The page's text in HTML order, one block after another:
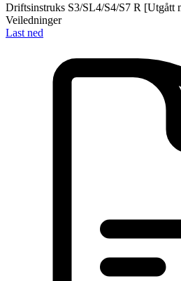
Driftsinstruks S3/SL4/S4/S7 R [Utgått
Veiledninger
Last ned